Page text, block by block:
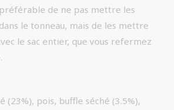
de ne pas mettre les
le tonneau, mais de les mettre
le sac entier, que vous refermez
(23%), pois, buffle séché (3.5%),